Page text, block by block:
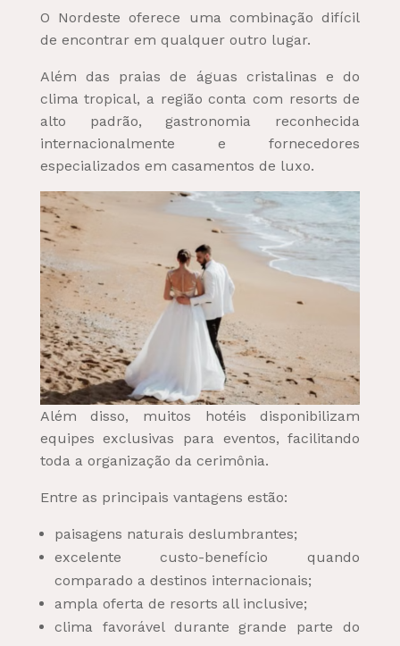
O Nordeste oferece uma combinação difícil
de encontrar em qualquer outro lugar.
Além das praias de águas cristalinas e do
clima tropical, a região conta com resorts de
alto padrão, gastronomia reconhecida
internacionalmente e fornecedores
especializados em casamentos de luxo.
Além disso, muitos hotéis disponibilizam
equipes exclusivas para eventos, facilitando
toda a organização da cerimônia.
Entre as principais vantagens estão:
paisagens naturais deslumbrantes;
excelente custo-benefício quando
comparado a destinos internacionais;
ampla oferta de resorts all inclusive;
clima favorável durante grande parte do